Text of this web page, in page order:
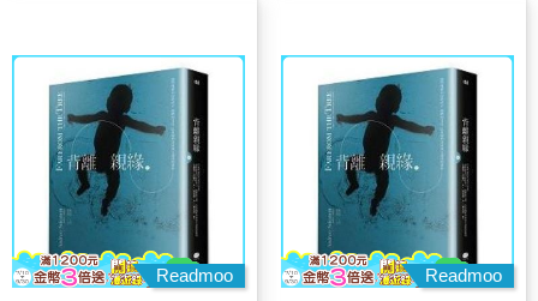
Readmoo
Readmoo